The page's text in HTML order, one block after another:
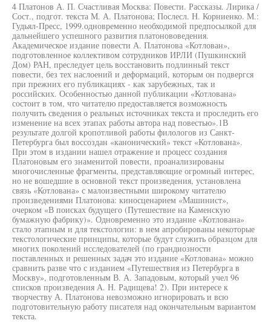
4 Платонов А. П. Счастливая Москва: Повести. Рассказы. Лирика /
Сост., подгот. текста М. А. Платонова; Послесл. Н. Корниенко. М.:
Гудьял-Пресс, 1999.одновременно необходимой предпосылкой для
дальнейшего успешного развития платонововедения.
Академическое издание повести А. Платонова «Котлован»,
подготовленное коллективом сотрудников ИРЛИ (Пушкинский
Дом) РАН, преследует цель восстановить подлинный текст
повести, без тех наслоений и деформаций, которым он подвергся
при прежних его публикациях - как зарубежных, так и
российских. Особенностью данной публикации «Котлована»
состоит в том, что читателю предоставляется возможность
получить сведения о реальных источниках текста и проследить его
изменение на всех этапах работы автора над повестью».1В
результате долгой кропотливой работы филологов из Санкт-
Петербурга был воссоздан «канонический» текст «Котлована».
При этом в издании нашел отражение и процесс создания
Платоновым его знаменитой повести, проанализированы
многочисленные фрагменты, представляющие огромный интерес,
но не вошедшие в основной текст произведения, установлена
связь «Котлована» с малоизвестными широкому читателю
произведениями Платонова: киносценарием «Машинист»,
очерком «В поисках будущего (Путешествие на Каменскую
бумажную фабрику)». Одновременно это издание «Котлована»
стало этапным и для текстологии: в нем апробированы некоторые
текстологические принципы, которые будут служить образцом для
многих поколений исследователей (по грандиозности
поставленных и решенных задач это издание «Котлована» можно
сравнить разве что с изданием «Путешествия из Петербурга в
Москву», подготовленным В. А. Западовым, который учел 96
списков произведения А. Н. Радищева! 2). При интересе к
творчеству А. Платонова невозможно игнорировать и всю
подготовительную работу писателя над окончательным вариантом
текста.